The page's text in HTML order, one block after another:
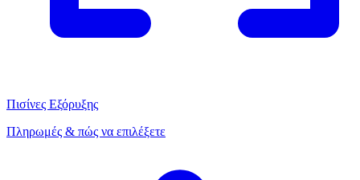
Πισίνες Εξόρυξης
Πληρωμές & πώς να επιλέξετε